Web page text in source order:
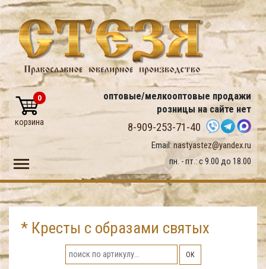
оптовые/мелкооптовые продажи
розницы на сайте нет
8-909-253-71-40
Email: nastyastez@yandex.ru
пн. - пт.: с 9.00 до 18.00
0
корзина
Toggle main menu visibility
* Кресты с образами святых
ОК